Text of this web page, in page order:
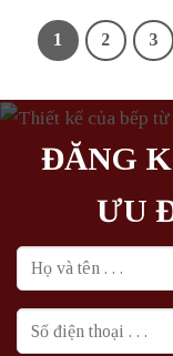
1 2 3
ĐĂNG
ƯU